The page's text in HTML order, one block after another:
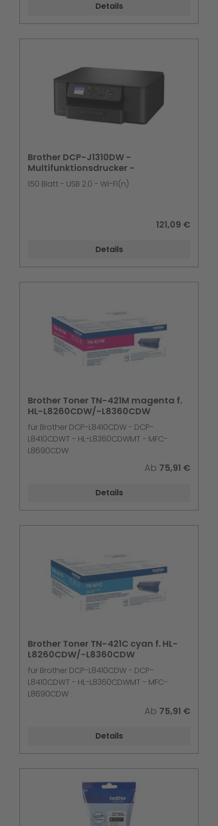
Details
Brother DCP-J1310DW -
Multifunktionsdrucker -
150 Blatt - USB 2.0 - Wi-Fi(n)
121,09 €
Details
Brother Toner TN-421M magenta f.
HL-L8260CDW/-L8360CDW
für Brother DCP-L8410CDW - DCP-
L8410CDWT - HL-L8360CDWMT - MFC-
L8690CDW
Ab 75,91 €
Details
Brother Toner TN-421C cyan f. HL-
L8260CDW/-L8360CDW
für Brother DCP-L8410CDW - DCP-
L8410CDWT - HL-L8360CDWMT - MFC-
L8690CDW
Ab 75,91 €
Details